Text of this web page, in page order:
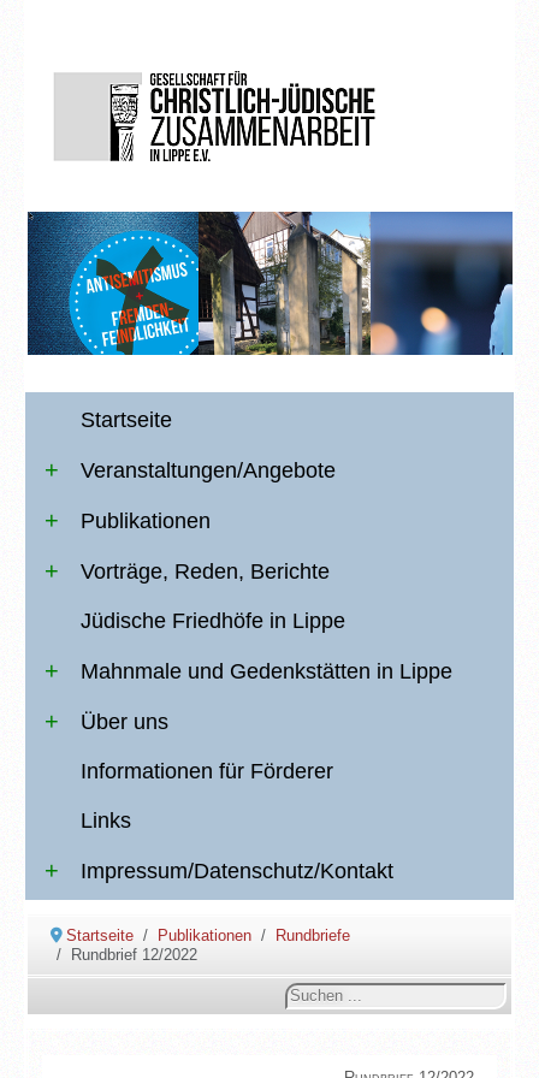
Startseite
Veranstaltungen/Angebote
Publikationen
Vorträge, Reden, Berichte
Jüdische Friedhöfe in Lippe
Mahnmale und Gedenkstätten in Lippe
Über uns
Informationen für Förderer
Links
Impressum/Datenschutz/Kontakt
Startseite Publikationen
Rundbriefe
Rundbrief 12/2022
Suchen
...